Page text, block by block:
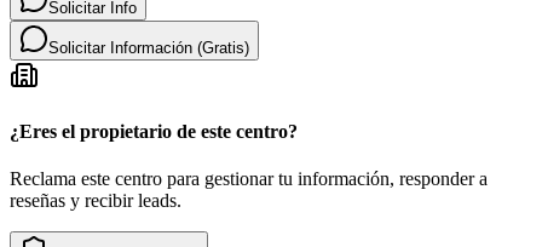
Solicitar Info
Solicitar Información (Gratis)
¿Eres el propietario de este centro?
Reclama este centro para gestionar tu información, responder a
reseñas y recibir leads.